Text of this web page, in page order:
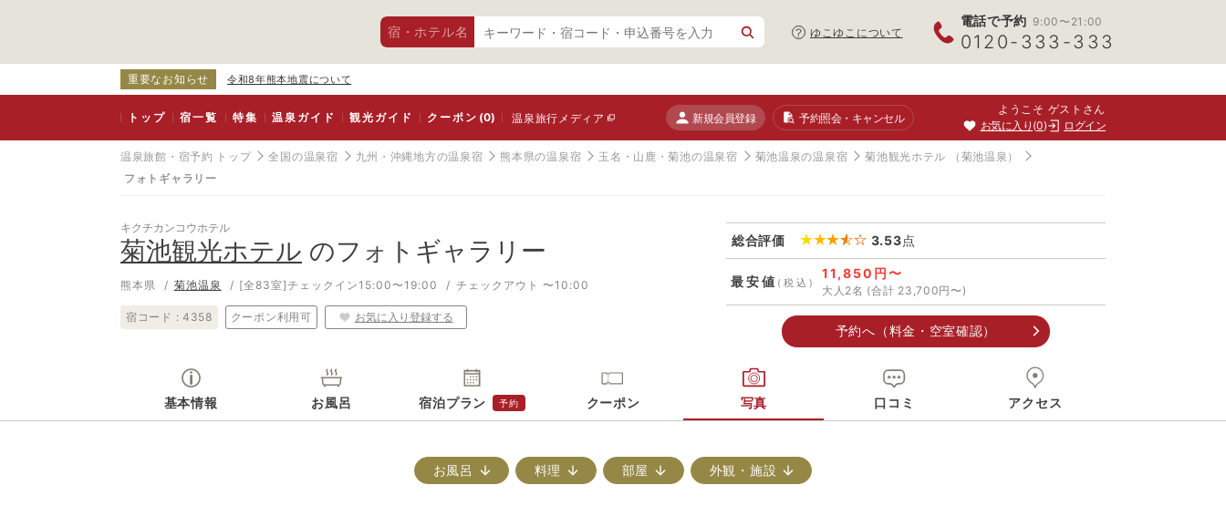
宿・ホテル名 ゆこゆこについて
電話で予約 9:00〜21:00
0120-333-333
重要なお知らせ 令和8年熊本地震について
トップ 宿一覧 特集 温泉ガイド 観光ガイド クーポン(0) 温泉旅行メディア 新規会員登録 予約照会・キャンセル
ようこそ ゲストさん
お気に入り 0 ログイン
温泉旅館・宿予約 トップ 全国の温泉宿 九州・沖縄地方の温泉宿 熊本県の温泉宿 玉名・山鹿・菊池の温泉宿 菊池温泉の温泉宿 菊池観光ホテル
（菊池温泉）
フォトギャラリー
キクチカンコウホテル
菊池観光ホテル のフォトギャラリー
熊本県 菊池温泉 [全83室]チェックイン15:00〜19:00 チェックアウト 〜10:00
宿コード : 4358 クーポン利用可 お気に入り登録する
総合評価 3.53点
最安値 (税込)
11,850円〜
大人2名 (合計 23,700円〜)
予約へ（料金・空室確認）
基本情報 お風呂 宿泊プラン 予約 クーポン 写真 口コミ アクセス
お風呂 料理 部屋 外観・施設